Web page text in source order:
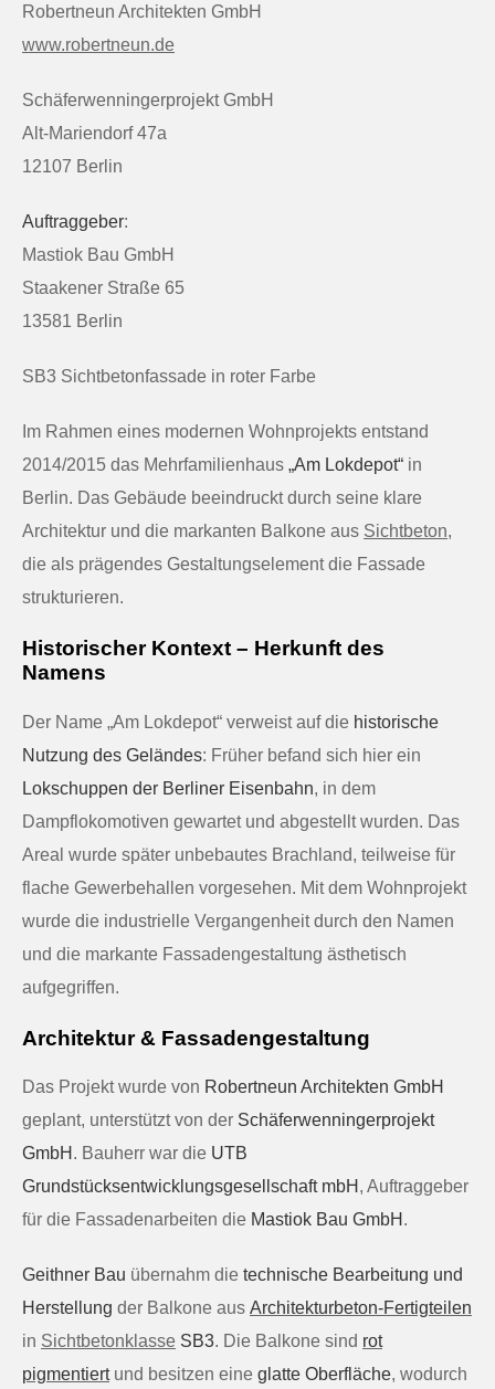
Robertneun Architekten GmbH
www.robertneun.de
Schäferwenningerprojekt GmbH
Alt-Mariendorf 47a
12107 Berlin
Auftraggeber:
Mastiok Bau GmbH
Staakener Straße 65
13581 Berlin
SB3 Sichtbetonfassade in roter Farbe
Im Rahmen eines modernen Wohnprojekts entstand
2014/2015 das Mehrfamilienhaus „Am Lokdepot“ in
Berlin. Das Gebäude beeindruckt durch seine klare
Architektur und die markanten Balkone aus Sichtbeton,
die als prägendes Gestaltungselement die Fassade
strukturieren.
Historischer Kontext – Herkunft des
Namens
Der Name „Am Lokdepot“ verweist auf die historische
Nutzung des Geländes: Früher befand sich hier ein
Lokschuppen der Berliner Eisenbahn, in dem
Dampflokomotiven gewartet und abgestellt wurden. Das
Areal wurde später unbebautes Brachland, teilweise für
flache Gewerbehallen vorgesehen. Mit dem Wohnprojekt
wurde die industrielle Vergangenheit durch den Namen
und die markante Fassadengestaltung ästhetisch
aufgegriffen.
Architektur & Fassadengestaltung
Das Projekt wurde von Robertneun Architekten GmbH
geplant, unterstützt von der Schäferwenningerprojekt
GmbH . Bauherr war die UTB
Grundstücksentwicklungsgesellschaft mbH , Auftraggeber
für die Fassadenarbeiten die Mastiok Bau GmbH .
Geithner Bau übernahm die technische Bearbeitung und
Herstellung der Balkone aus Architekturbeton-Fertigteilen
in Sichtbetonklasse SB3. Die Balkone sind rot
pigmentiertund besitzen eine glatte Oberfläche, wodurch